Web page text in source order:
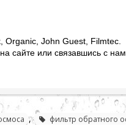
Organic, John Guest, Filmtec.
сайте или связавшись с
, фильтр обратного